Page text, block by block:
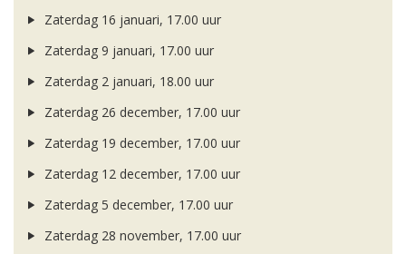
Zaterdag 16 januari, 17.00 uur
Zaterdag 9 januari, 17.00 uur
Zaterdag 2 januari, 18.00 uur
Zaterdag 26 december, 17.00 uur
Zaterdag 19 december, 17.00 uur
Zaterdag 12 december, 17.00 uur
Zaterdag 5 december, 17.00 uur
Zaterdag 28 november, 17.00 uur